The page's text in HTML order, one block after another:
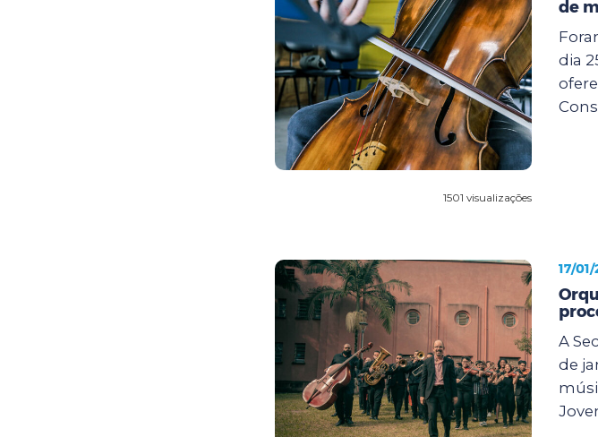
1501 visualizações
de
dia
17/01/
A
de